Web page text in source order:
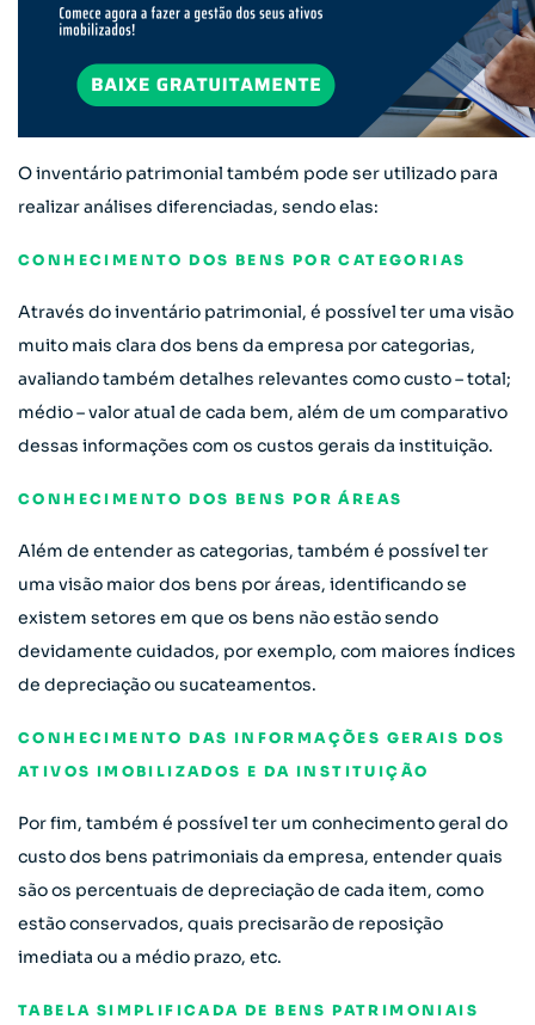
O inventário patrimonial também pode ser utilizado para
realizar análises diferenciadas, sendo elas:
CONHECIMENTO DOS BENS POR CATEGORIAS
Através do inventário patrimonial, é possível ter uma visão
muito mais clara dos bens da empresa por categorias,
avaliando também detalhes relevantes como custo – total;
médio – valor atual de cada bem, além de um comparativo
dessas informações com os custos gerais da instituição.
CONHECIMENTO DOS BENS POR ÁREAS
Além de entender as categorias, também é possível ter
uma visão maior dos bens por áreas, identificando se
existem setores em que os bens não estão sendo
devidamente cuidados, por exemplo, com maiores índices
de depreciação ou sucateamentos.
CONHECIMENTO DAS INFORMAÇÕES GERAIS DOS
ATIVOS IMOBILIZADOS E DA INSTITUIÇÃO
Por fim, também é possível ter um conhecimento geral do
custo dos bens patrimoniais da empresa, entender quais
são os percentuais de depreciação de cada item, como
estão conservados, quais precisarão de reposição
imediata ou a médio prazo, etc.
TABELA SIMPLIFICADA DE BENS PATRIMONIAIS